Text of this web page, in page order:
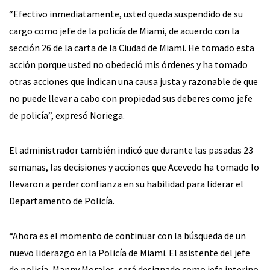
“Efectivo inmediatamente, usted queda suspendido de su
cargo como jefe de la policía de Miami, de acuerdo con la
sección 26 de la carta de la Ciudad de Miami. He tomado esta
acción porque usted no obedeció mis órdenes y ha tomado
otras acciones que indican una causa justa y razonable de que
no puede llevar a cabo con propiedad sus deberes como jefe
de policía”, expresó Noriega.
El administrador también indicó que durante las pasadas 23
semanas, las decisiones y acciones que Acevedo ha tomado lo
llevaron a perder confianza en su habilidad para liderar el
Departamento de Policía.
“Ahora es el momento de continuar con la búsqueda de un
nuevo liderazgo en la Policía de Miami. El asistente del jefe